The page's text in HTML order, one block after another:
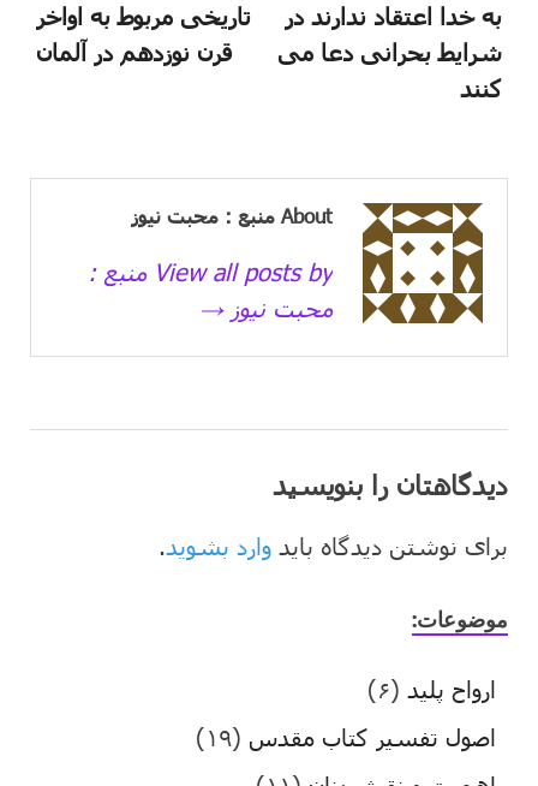
به خدا اعتقاد ندارند در
شرایط بحرانی دعا می
کنند
تاریخی مربوط به اواخر
قرن نوزدهم در آلمان
About منبع : محبت نیوز
View all posts by منبع :
محبت نیوز →
دیدگاهتان را بنویسید
برای نوشتن دیدگاه باید وارد بشوید .
موضوعات:
ارواح پلید (۶)
اصول تفسیر کتاب مقدس (۱۹)